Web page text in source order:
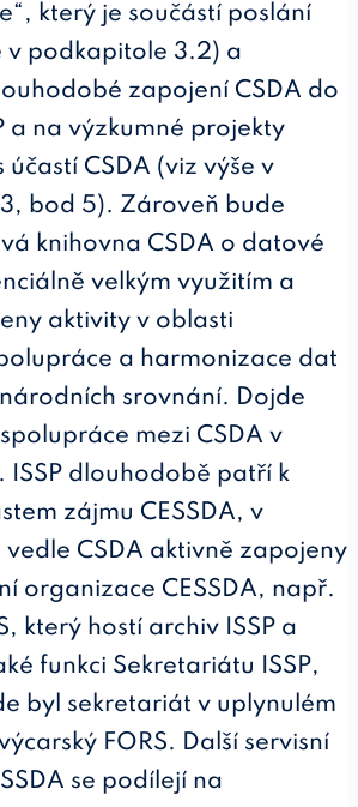
který je součástí poslání
v podkapitole 3.2) a
zapojení CSDA do
a na výzkumné projekty
účastí CSDA (viz výše v
bod 5). Zároveň bude
knihovna CSDA o datové
velkým využitím a
aktivity v oblasti
a harmonizace dat
srovnání. Dojde
mezi CSDA v
ISSP dlouhodobě patří k
zájmu CESSDA, v
CSDA aktivně zapojeny
organizace CESSDA, např.
který hostí archiv ISSP a
funkci Sekretariátu ISSP,
byl sekretariát v uplynulém
FORS. Další servisní
se podílejí na